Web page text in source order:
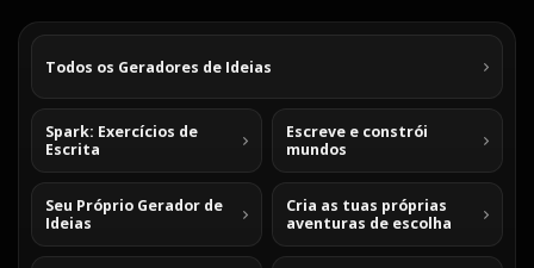
Todos os Geradores de Ideias
Spark: Exercícios de
Escrita
Escreve e constrói
mundos
Seu Próprio Gerador de
Ideias
Cria as tuas próprias
aventuras de escolha